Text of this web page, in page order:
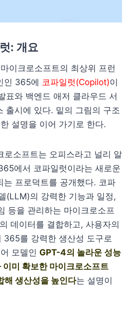
: 개요
이크로소프트의 최상위 프런
인 365에 코파일럿(Copilot)이
표와 백엔드 애저 클라우드 서
출시에 있다. 밑의 그림의 구조
설명을 이어 가기로 한다.
로소프트는 오피스라고 널리 알
에서 코파일럿이라는 새로운
는 프로덕트를 공개했다. 코파
(LLM)의 강력한 기능과 일정,
등을 관리하는 마이크로소프
데이터를 결합하고, 사용자의
365를 강력한 생산성 도구로
모델인 GPT-4의 놀라운 성능
미 확보한 마이크로소프트
해 생산성을 높인다는 설명이